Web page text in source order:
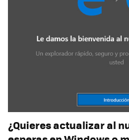
¿Quieres actualizar al